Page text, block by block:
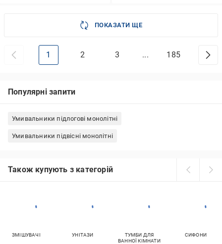
ПОКАЗАТИ ЩЕ
1 2 3 ... 185
Популярні запити
Умивальники підлогові монолітні
Умивальники підвісні монолітні
Також купують з категорій
ЗМІШУВАЧІ УНІТАЗИ
ТУМБИ ДЛЯ
ВАННОЇ КІМНАТИ
СИФОНИ